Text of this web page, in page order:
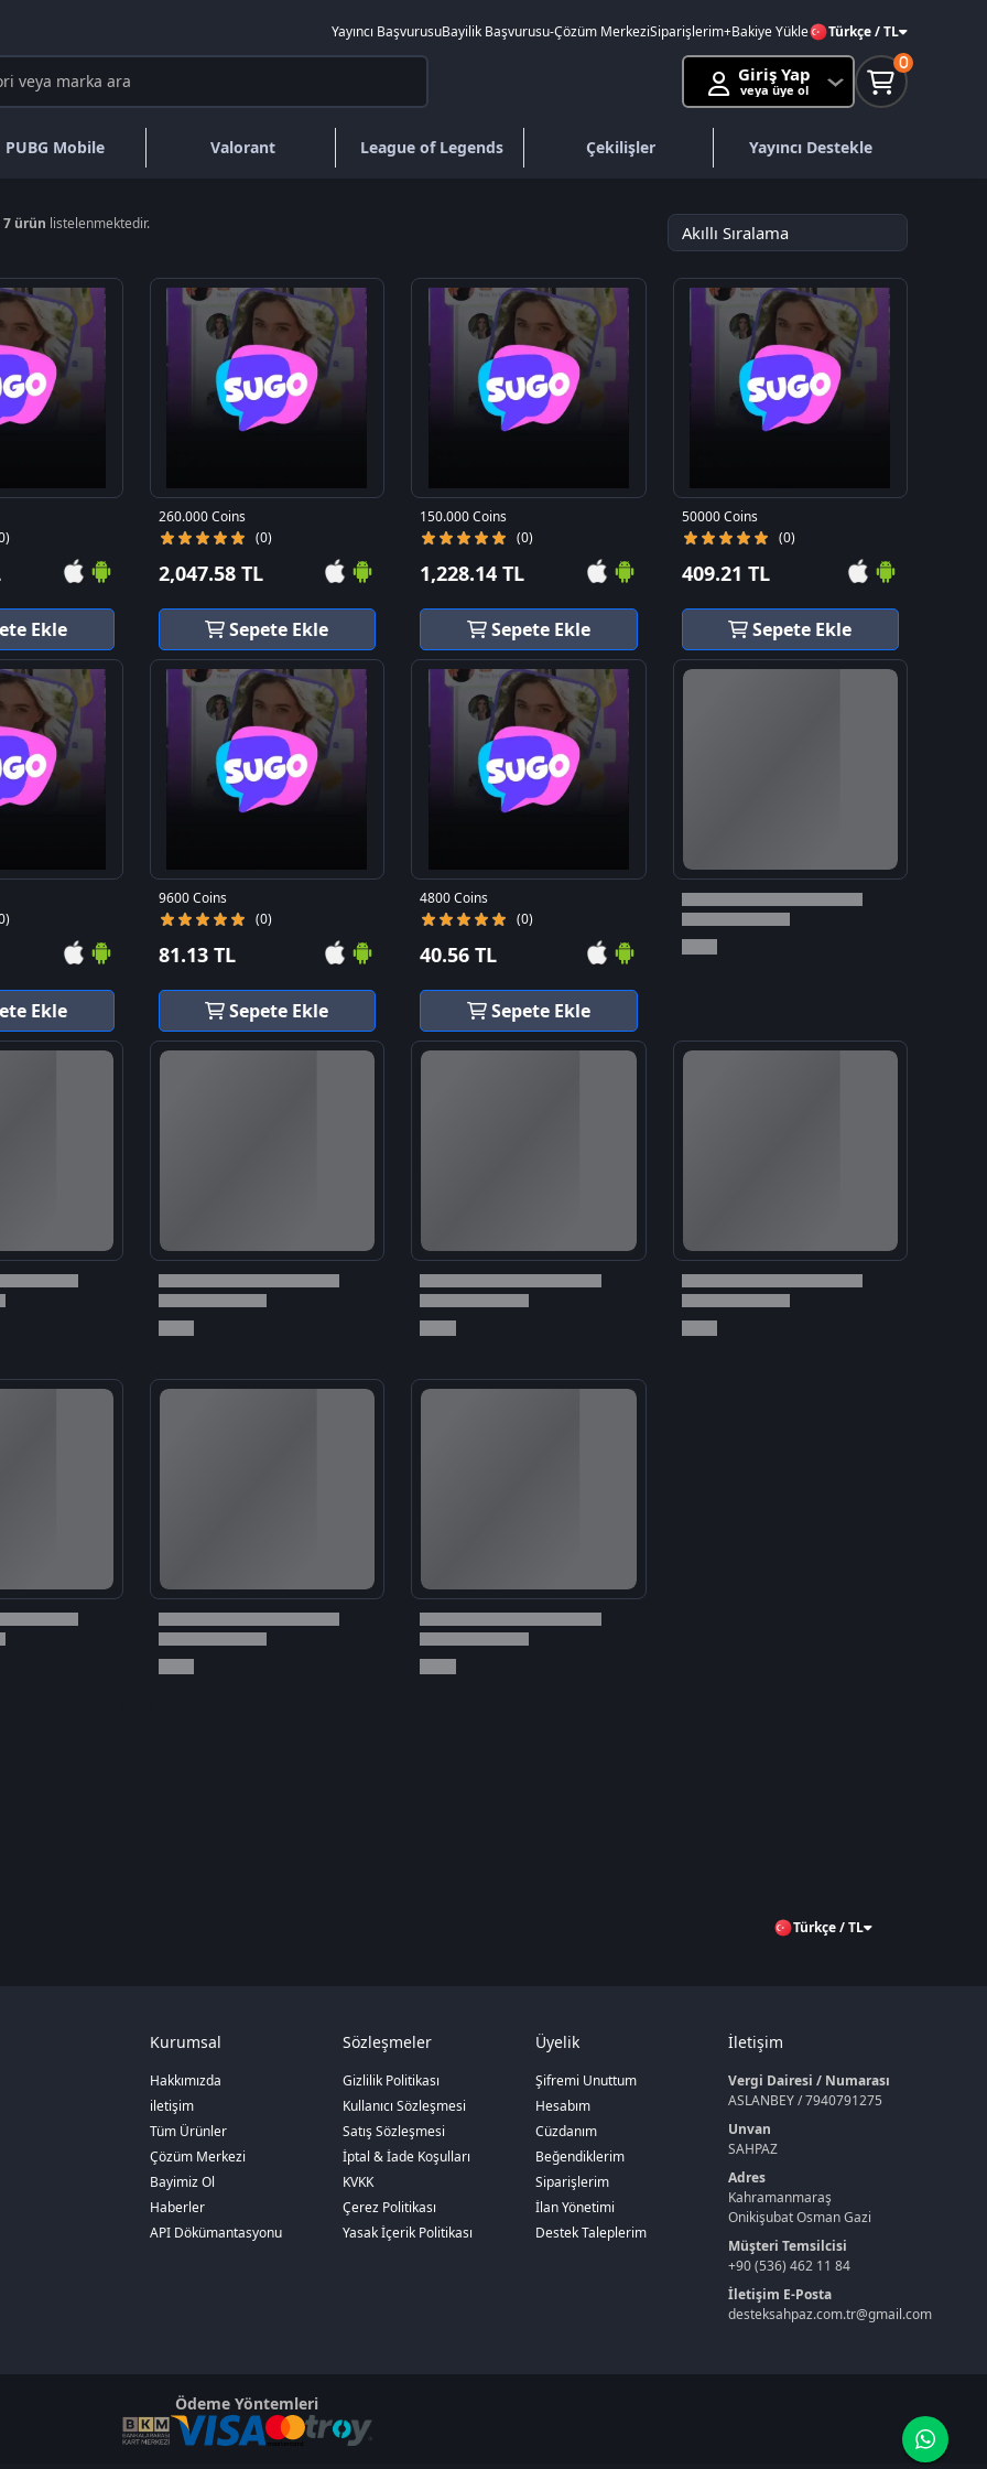
Yayıncı BaşvurusuBayilik Başvurusu-Çözüm MerkeziSiparişlerim+Bakiye Yükle Türkçe / TL
Giriş Yap
veya üye ol
0
PUBG Mobile Valorant League of Legends Çekilişler Yayıncı Destekle
7 ürün listelenmektedir.
Ekle
260.000 Coins
(0)
2,047.58 TL
Sepete Ekle
150.000 Coins
(0)
1,228.14 TL
Sepete Ekle
50000 Coins
(0)
409.21 TL
Sepete Ekle
Ekle
9600 Coins
(0)
81.13 TL
Sepete Ekle
4800 Coins
(0)
40.56 TL
Sepete Ekle
Türkçe / TL
Kurumsal
Hakkımızda
iletişim
Tüm Ürünler
Çözüm Merkezi
Bayimiz Ol
Haberler
API Dökümantasyonu
Sözleşmeler
Gizlilik Politikası
Kullanıcı Sözleşmesi
Satış Sözleşmesi
İptal & İade Koşulları
KVKK
Çerez Politikası
Yasak İçerik Politikası
Üyelik
Şifremi Unuttum
Hesabım
Cüzdanım
Beğendiklerim
Siparişlerim
İlan Yönetimi
Destek Taleplerim
İletişim
Vergi Dairesi / Numarası
ASLANBEY / 7940791275
Unvan
SAHPAZ
Adres
Kahramanmaraş
Onikişubat Osman Gazi
Müşteri Temsilcisi
+90 (536) 462 11 84
İletişim E-Posta
desteksahpaz.com.tr@gmail.com
Ödeme Yöntemleri